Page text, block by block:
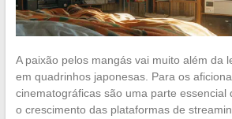
A paixão pelos mangás vai muito além da
em quadrinhos japonesas. Para os
cinematográficas são uma parte essencial
o crescimento das plataformas de